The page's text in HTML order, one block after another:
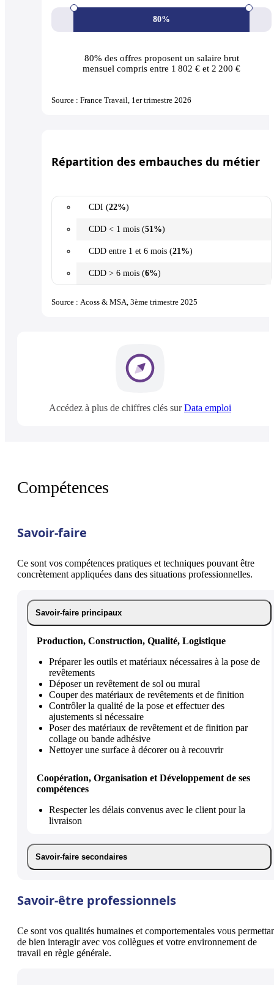
80%
80% des offresproposent un salaire brut
mensuel compris entre 1 802 € et 2 200 €
Source : France Travail, 1er trimestre 2026
Répartition des embauches du métier
CDI (22%)
CDD < 1 mois (51%)
CDD entre 1 et 6 mois (21%)
CDD > 6 mois (6%)
Source : Acoss & MSA, 3ème trimestre 2025
Accédez à plus de chiffres clés surData emploi
Compétences
Savoir-faire
Ce sont vos compétences pratiques et techniques pouvant être
concrètement appliquées dans des situations professionnelles.
Savoir-faire principaux
Production, Construction, Qualité, Logistique
Préparer les outils et matériaux nécessaires à la pose de
revêtements
Déposer un revêtement de sol ou mural
Couper des matériaux de revêtements et de finition
Contrôler la qualité de la pose et effectuer des
ajustements si nécessaire
Poser des matériaux de revêtement et de finition par
collage ou bande adhésive
Nettoyer une surface à décorer ou à recouvrir
Coopération, Organisation et Développement de ses
compétences
Respecter les délais convenus avec le client pour la
livraison
Savoir-faire secondaires
Savoir-être professionnels
Ce sont vos qualités humaines et comportementales vous
de bien interagir avec vos collègues et votre environnement de
travail en règle générale.